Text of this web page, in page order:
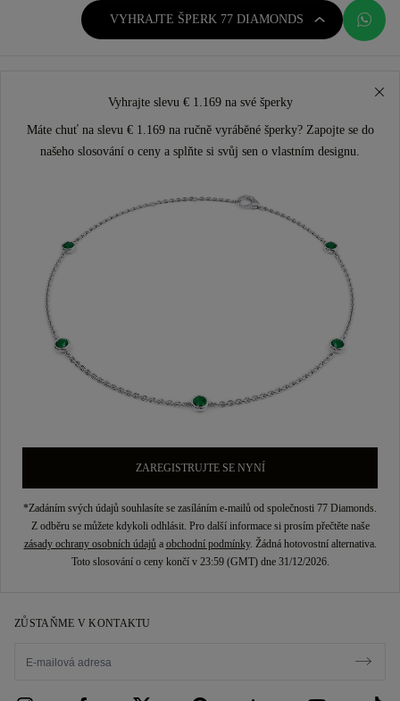
VYHRAJTE ŠPERK 77 DIAMONDS
Vyhrajte slevu € 1.169 na své šperky
Máte chuť na slevu € 1.169 na ručně vyráběné šperky? Zapojte se do
našeho slosování o ceny a splňte si svůj sen o vlastním designu.
ZAREGISTRUJTE SE NYNÍ
*Zadáním svých údajů souhlasíte se zasíláním e-mailů od společnosti 77 Diamonds.
Z odběru se můžete kdykoli odhlásit. Pro další informace si prosím přečtěte naše
zásady ochrany osobních údajů a obchodní podmínky. Žádná hotovostní alternativa.
Toto slosování o ceny končí v 23:59 (GMT) dne 31/12/2026.
ZŮSTAŇME V KONTAKTU